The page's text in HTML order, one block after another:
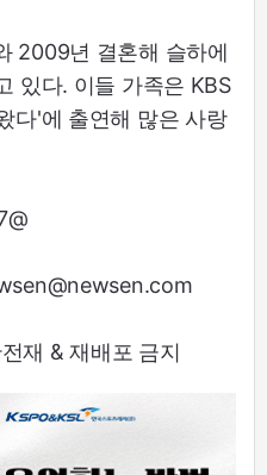
2009년 결혼해 슬하에
있다. 이들 가족은 KBS
다'에 출연해 많은 사랑
재 & 재배포 금지